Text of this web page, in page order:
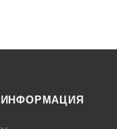
ИНФОРМАЦИЯ